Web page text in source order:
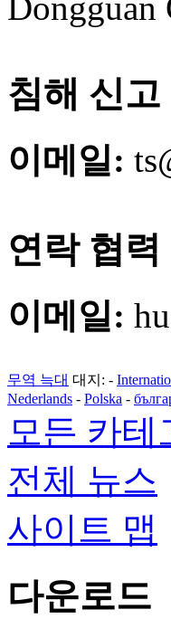
Dongguan
침해 신고
이메일:
연락 협력
이메일:
무역 늑대 대지: -
Nederlands - Polska -
모든 카테
전체 뉴스
사이트 맵
다운로드